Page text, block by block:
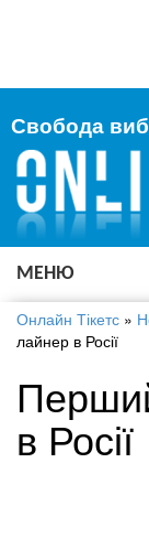
Свобода
МЕНЮ
Онлайн Тікетс »
лайнер в Росії
в Росії